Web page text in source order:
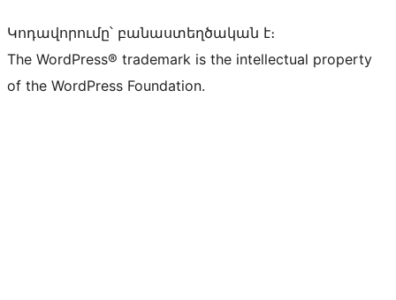
Կոդավորումը՝ բանաստեղծական է։
The WordPress® trademark is the intellectual property
of the WordPress Foundation.